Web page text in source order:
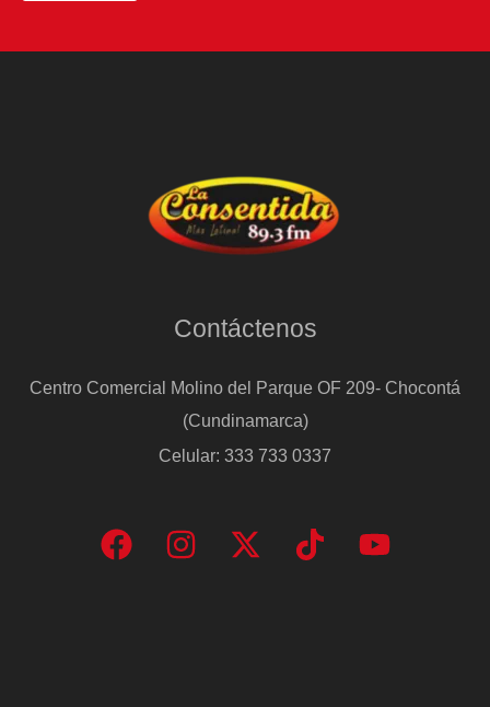
Contáctenos
Centro Comercial Molino del Parque OF 209- Chocontá
(Cundinamarca)
Celular: 333 733 0337